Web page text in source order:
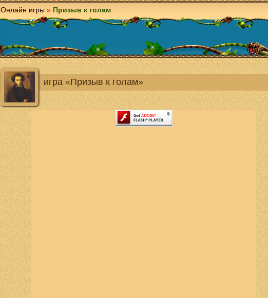
Онлайн игры » Призыв к голам
игра «Призыв к голам»